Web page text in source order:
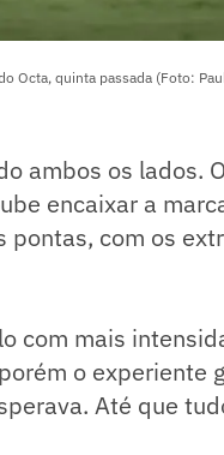
Octa, quinta passada (Foto:
ambos os lados.
encaixar a
com os
com mais
o experiente
Até que